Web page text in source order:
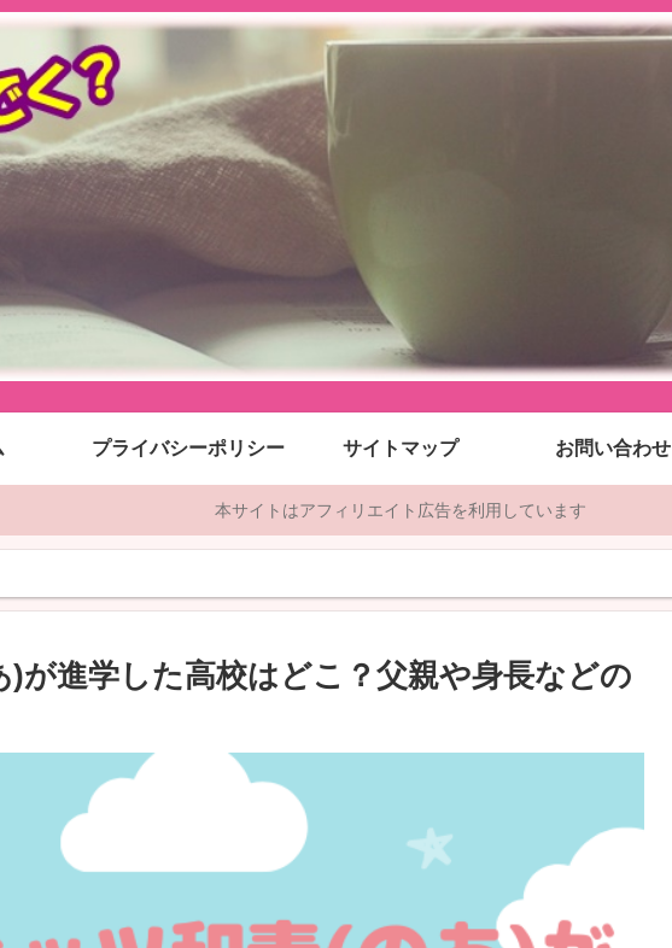
プライバシーポリシー サイトマップ お問い合わせ
本サイトはアフィリエイト広告を利用しています
)が進学した高校はどこ？父親や身長などの